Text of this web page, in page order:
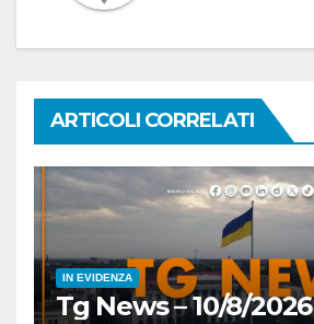
ARTICOLI CORRELATI
IN EVIDENZA
Tg News – 10/8/2026